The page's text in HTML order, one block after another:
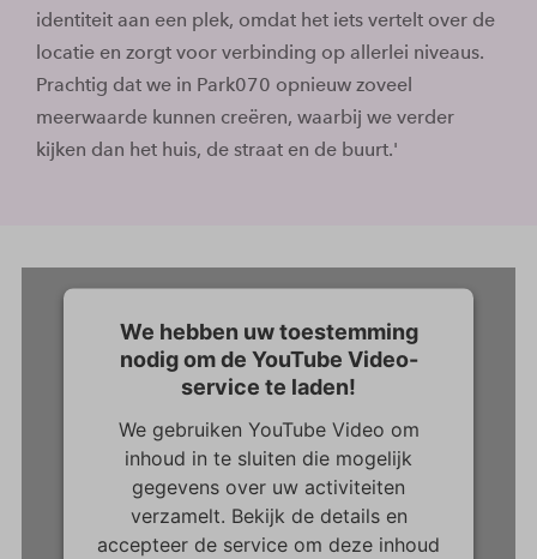
identiteit aan een plek, omdat het iets vertelt over de
locatie en zorgt voor verbinding op allerlei niveaus.
Prachtig dat we in Park070 opnieuw zoveel
meerwaarde kunnen creëren, waarbij we verder
kijken dan het huis, de straat en de buurt.'
We hebben uw toestemming
nodig om de YouTube Video-
service te laden!
We gebruiken YouTube Video om
inhoud in te sluiten die mogelijk
gegevens over uw activiteiten
verzamelt. Bekijk de details en
accepteer de service om deze inhoud